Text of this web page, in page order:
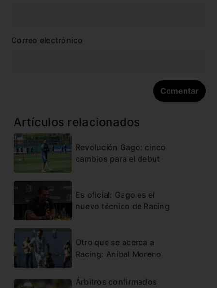
Correo electrónico
Artículos relacionados
Revolución Gago: cinco
cambios para el debut
Es oficial: Gago es el
nuevo técnico de Racing
Otro que se acerca a
Racing: Aníbal Moreno
Árbitros confirmados